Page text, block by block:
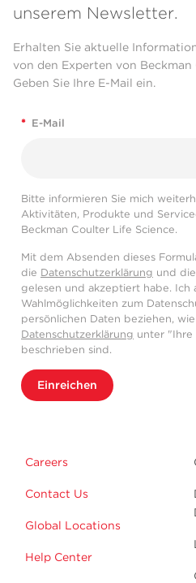
unserem Newsletter.
Erhalten Sie aktuelle
von den Experten von
Geben Sie Ihre E-Mail ein.
* E-Mail
Bitte informieren Sie mich
Aktivitäten, Produkte und
Beckman Coulter Life Science.
Mit dem Absenden dieses
die Datenschutzerklärung und die
gelesen und akzeptiert habe. Ich
Wahlmöglichkeiten zum
persönlichen Daten beziehen,
Datenschutzerklärung unter "Ihre
beschrieben sind.
Einreichen
Careers
Contact Us
Global Locations
Help Center